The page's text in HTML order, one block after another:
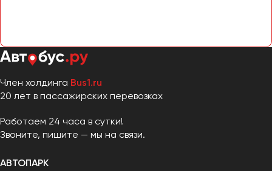
Член холдинга Bus1.ru
20 лет в пассажирских перевозках
Работаем 24 часа в сутки!
Звоните, пишите — мы на связи.
АВТОПАРК